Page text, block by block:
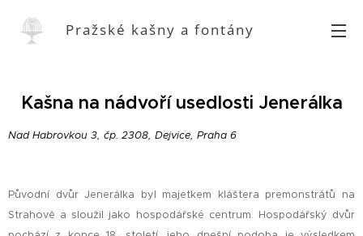
Pražské kašny a fontány
Kašna na nádvoří usedlosti Jenerálka
Nad Habrovkou 3, čp. 2308, Dejvice, Praha 6
Původní dvůr Jenerálka byl majetkem kláštera premonstrátů na
Strahově a sloužil jako hospodářské centrum. Hospodářský dvůr